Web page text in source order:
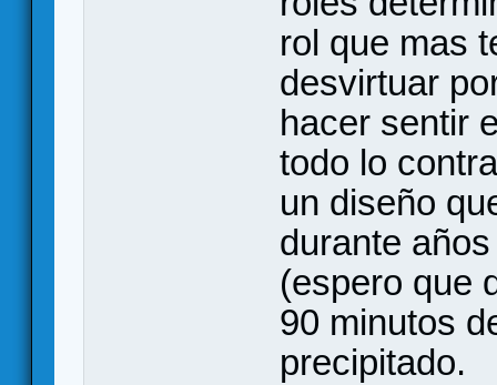
rol que mas
desvirtuar
hacer sentir
todo lo
un diseño
durante
(espero que
90 minutos
precipitado.